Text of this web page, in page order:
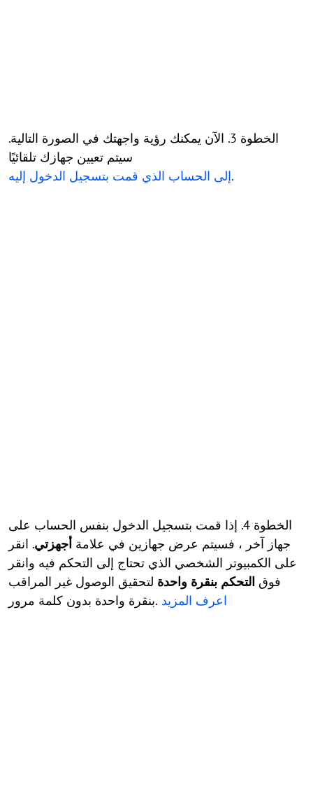
الخطوة 3. الآن يمكنك رؤية واجهتك في الصورة التالية.
سيتم تعيين جهازك تلقائيًا
إلى الحساب الذي قمت بتسجيل الدخول إليه.
الخطوة 4. إذا قمت بتسجيل الدخول بنفس الحساب على
جهاز آخر ، فسيتم عرض جهازين في علامة أجهزتي. انقر
على الكمبيوتر الشخصي الذي تحتاج إلى التحكم فيه وانقر
فوق التحكم بنقرة واحدة لتحقيق الوصول غير المراقب
بنقرة واحدة بدون كلمة مرور. اعرف المزيد